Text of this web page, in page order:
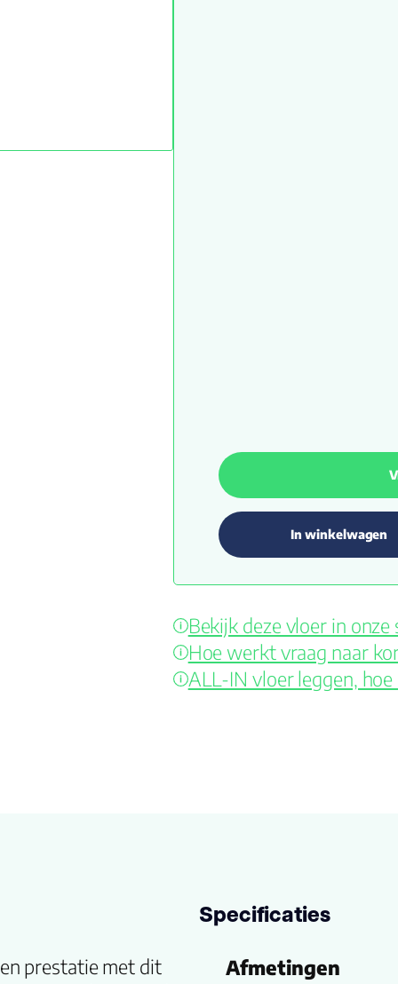
In winkelwagen
Bekijk deze vloer in
Hoe werkt vraag naar
ALL-IN vloer leggen,
prestatie met dit
Specificaties
Afmetingen